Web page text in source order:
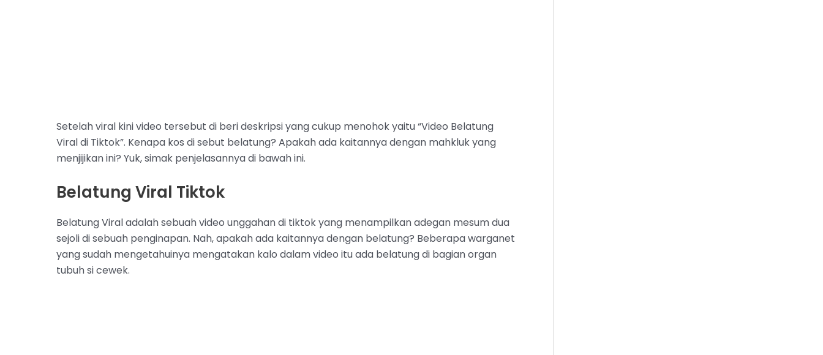
Setelah viral kini video tersebut di beri deskripsi yang cukup menohok yaitu “Video Belatung
Viral di Tiktok”. Kenapa kos di sebut belatung? Apakah ada kaitannya dengan mahkluk yang
menjijikan ini? Yuk, simak penjelasannya di bawah ini.
Belatung Viral Tiktok
Belatung Viral adalah sebuah video unggahan di tiktok yang menampilkan adegan mesum dua
sejoli di sebuah penginapan. Nah, apakah ada kaitannya dengan belatung? Beberapa warganet
yang sudah mengetahuinya mengatakan kalo dalam video itu ada belatung di bagian organ
tubuh si cewek.